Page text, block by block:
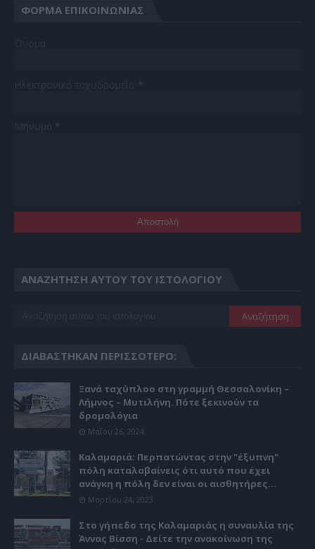
ΦΌΡΜΑ ΕΠΙΚΟΙΝΩΝΊΑΣ
ΑΝΑΖΉΤΗΣΗ ΑΥΤΟΎ ΤΟΥ ΙΣΤΟΛΟΓΊΟΥ
ΔΙΑΒΆΣΤΗΚΑΝ ΠΕΡΙΣΣΌΤΕΡΟ:
Ξανά ταχύπλοο στη γραμμή Θεσσαλονίκη –
Λήμνος – Μυτιλήνη. Πότε ξεκινούν τα
δρομολόγια
Μαΐου 26, 2024
Καλαμαριά: Περπατώντας στην "έξυπνη"
πόλη καταλαβαίνεις ότι αυτό που έχει
ανάγκη η πόλη δεν είναι οι αισθητήρες...
Μαρτίου 24, 2023
Στο γήπεδο της Καλαμαριάς η συναυλία της
Άννας Βίσση - Δείτε την ανακοίνωση της